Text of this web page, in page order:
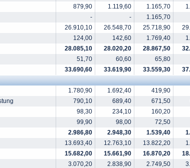
879,90 1.119,60 1.165,70
- - 1.165,70
26.910,10 26.548,70 25.718,90
124,00 142,60 1.769,40
28.085,10 28.020,20 28.867,50
51,70 60,60 65,80
33.690,60 33.619,90 33.559,30
1.780,90 1.692,40 419,90
790,10 689,40 671,50
98,30 234,10 160,20
99,90 98,00 72,50
2.986,80 2.948,30 1.539,40
13.693,40 12.763,10 13.822,20
15.682,00 15.661,90 16.870,20
3.070,20 2.838,90 2.749,50